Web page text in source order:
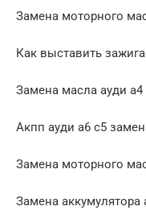
Замена моторного
Как выставить
Замена масла ауди а4
Акпп ауди а6 с5
Замена моторного
Замена